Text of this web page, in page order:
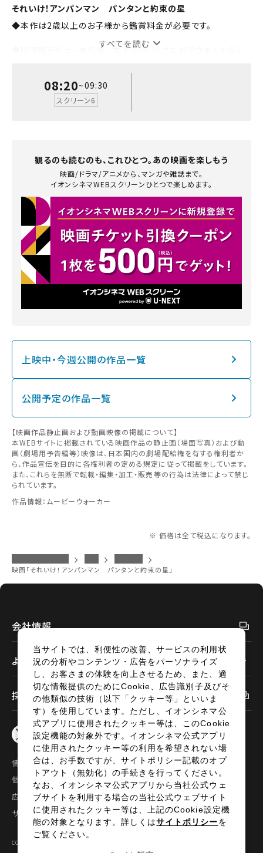
チケットの予約状況の確認及び予約を変更したい場合は、
下記リンクよりご確認ください。
予約を変更する
閉じる
近畿
閉じる
それいけ！アンパンマン パンタンと約束の星
◆本作は2歳以上のお子様から鑑賞料金が必要です。
◆映画館デビューを応援！ 本上映は、小さなお子さまでも安心
内の照明は明るめでの上映となります。
すべてを読む
08:20~09:30
スクリーン6
観るのも読むのも、これひとつ。あの映画を楽しもう
映画/ドラマ/アニメから、マンガや雑誌まで。
イオンシネマWEBスクリーンひとつで楽しめます。
上映中・今週公開の作品一覧
公開予定の作品一覧
【映画作品静止画および動画映像の掲載について】
本WEBサイトに掲載されている映画作品の静止画（場面写真）および動
画（劇場用予告編等）映像は、日本国内の劇場配給権を有する権利者か
ら、作品宣伝を目的に各権利者の定める規定に従って掲載をしています。
また、これらを無断で転載・編集・加工・販売等の行為は法律によって禁じ
られています。
作品情報：ムービーウォーカー
※ 価格は全て税込になります。
映画「それいけ！アンパンマン パンタンと約束の星」
会社情報
よくあるご質問
採用情報
情報セキュリティ
サイトポリシー
個人情報の取扱い
お問い合わせ
広告掲載
特定商取引法に基づく表示
サイトマップ
COPYRIGHT©2024 AEON ENTERTAINMENT CO.,LTD ALL RIGHTS RESERVED.
閉じる
閉じる
閉じる
当サイトでは、利便性の改善、サービスの利用状
況の分析やコンテンツ・広告をパーソナライズ
し、お客さまの体験を向上させるため、また、適
切な情報提供のためにCookie、広告識別子及びそ
の他類似の技術（以下「クッキー等」といいま
す）を使用しています。ただし、イオンシネマ公
式アプリに使用されたクッキー等は、このCookie
設定機能の対象外です。イオンシネマ公式アプリ
に使用されたクッキー等の利用を希望されない場
合は、お手数ですが、サイトポリシー記載のオプ
トアウト（無効化）の手続きを行ってください。
なお、イオンシネマ公式アプリから当社公式ウェ
ブサイトを利用する場合の当社公式ウェブサイト
に使用されたクッキー等は、上記のCookie設定機
能の対象となります。詳しくはサイトポリシーを
ご覧ください。